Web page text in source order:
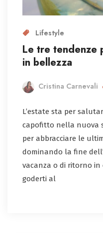
Lifestyle
Le tre tendenze
in bellezza
Cristina Carnevali
L’estate sta per
capofitto nella nuova
per abbracciare le
dominando la fine
vacanza o di ritorno in
goderti al